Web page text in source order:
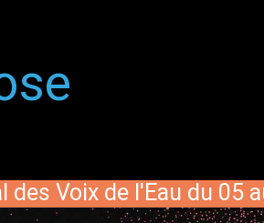
des Voix de l'Eau du 05